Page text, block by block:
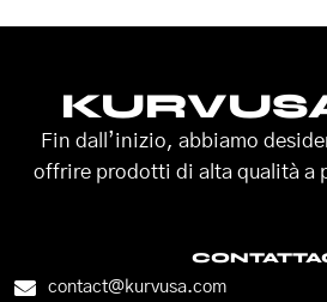
Fin dall’inizio, abbiamo
offrire prodotti di alta qualità a
contact@kurvusa.com